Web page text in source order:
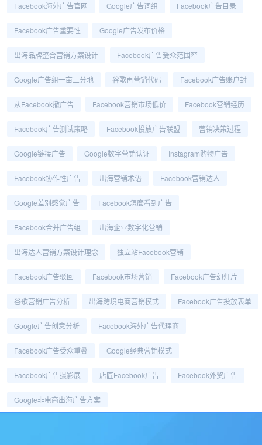
Facebook海外广告官网 Google广告词组 Facebook广告目录
Facebook广告重要性 Google广告发布价格
出海品牌整合营销方案设计 Facebook广告受众范围窄
Google广告组一亩三分地 谷歌再营销代码 Facebook广告账户封
从Facebook撤广告 Facebook营销市场低价 Facebook营销经历
Facebook广告测试策略 Facebook投放广告联盟 营销决策过程
Google链接广告 Google数字营销认证 Instagram购物广告
Facebook协作性广告 出海营销术语 Facebook营销达人
Google差别感觉广告 Facebook怎麼看到广告
Facebook合并广告组 出海企业数字化营销
出海达人营销方案设计理念 独立站Facebook营销
Facebook广告驳回 Facebook市场营销 Facebook广告幻灯片
谷歌营销广告分析 出海跨境电商营销模式 Facebook广告投放表单
Google广告创意分析 Facebook海外广告代理商
Facebook广告受众重叠 Google经典营销模式
Facebook广告摄影展 店匠Facebook广告 Facebook外贸广告
Google非电商出海广告方案